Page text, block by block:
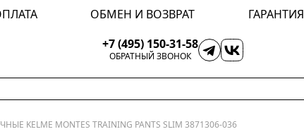
ОБМЕН И ВОЗВРАТ ГАРАНТИЯ
+7 (495) 150-31-58
ОБРАТНЫЙ ЗВОНОК
KELME MONTES TRAINING PANTS SLIM 3871306-036